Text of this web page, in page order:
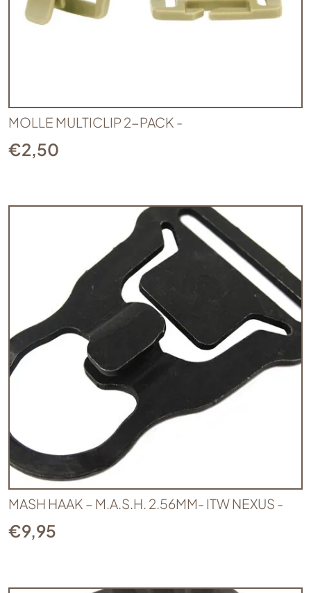
MOLLE MULTICLIP 2-PACK -
€2,50
MASH HAAK – M.A.S.H. 2.56MM- ITW NEXUS -
€9,95